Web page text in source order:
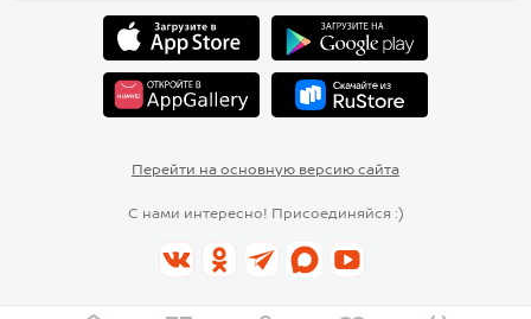
Перейти на основную версию сайта
С нами интересно! Присоединяйся :)